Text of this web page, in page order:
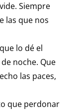
Siempre
las que nos
lo dé el
noche. Que
las paces,
que perdonar